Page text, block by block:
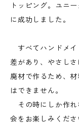
トッピング。ユニ
に成功しました。
すべてハンドメイ
差があり、やさし
廃材で作るため、
はできません。
その時にしか作
会をお楽しみくださ